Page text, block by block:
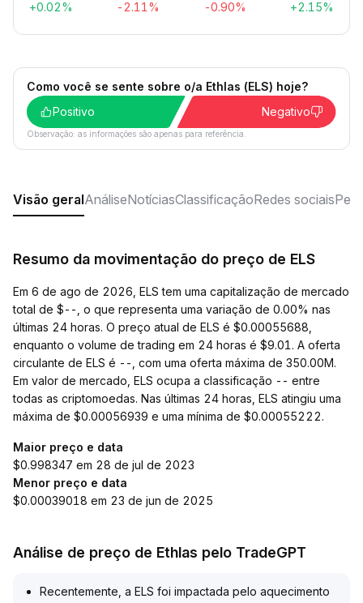
+0.02% -2.11% -0.90% +2.15%
Como você se sente sobre o/a Ethlas (ELS) hoje?
Positivo
Negativo
Observação: as informações são apenas para referência.
Visão geralAnáliseNotíciasClassificaçãoRedes sociais
Resumo da movimentação do preço de ELS
Em 6 de ago de 2026, ELS tem uma capitalização de mercado
total de $--, o que representa uma variação de 0.00% nas
últimas 24 horas. O preço atual de ELS é $0.00055688,
enquanto o volume de trading em 24 horas é $9.01. A oferta
circulante de ELS é --, com uma oferta máxima de 350.00M.
Em valor de mercado, ELS ocupa a classificação -- entre
todas as criptomoedas. Nas últimas 24 horas, ELS atingiu uma
máxima de $0.00056939 e uma mínima de $0.00055222.
Maior preço e data
$0.998347 em 28 de jul de 2023
Menor preço e data
$0.00039018 em 23 de jun de 2025
Análise de preço de Ethlas pelo TradeGPT
Recentemente, a ELS foi impactada pelo aquecimento